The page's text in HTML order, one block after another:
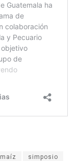
maíz simposio